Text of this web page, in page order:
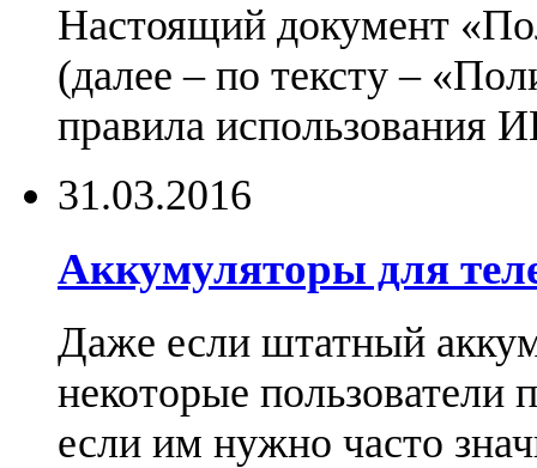
Настоящий документ
(далее – по тексту –
правила использования
31.03.2016
Аккумуляторы для
Даже если штатный
некоторые пользователи
если им нужно часто